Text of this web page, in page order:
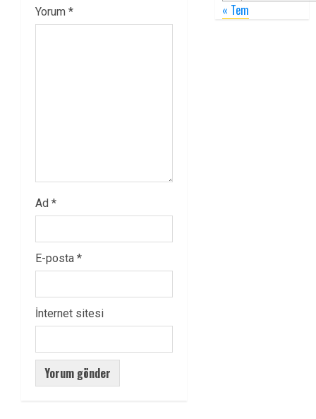
Yorum *
Ad *
E-posta *
İnternet sitesi
« Tem